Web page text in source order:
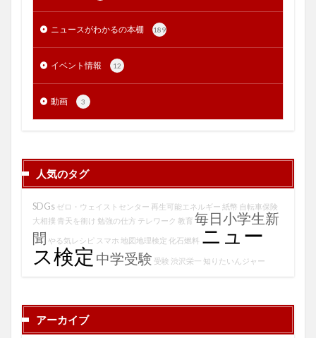
ニュースがわかるの本棚 189
イベント情報 12
動画 3
人気のタグ
SDGs ゼロ・ウェイストセンター 再生可能エネルギー 紙幣 自転車保険
大相撲 青天を衝け 勉強の仕方 テレワーク 教育 毎日小学生新
聞 やる気レシピ スマホ 地図地理検定 化石燃料 ニュー
ス検定 中学受験 受験 渋沢栄一 知りたいんジャー
アーカイブ